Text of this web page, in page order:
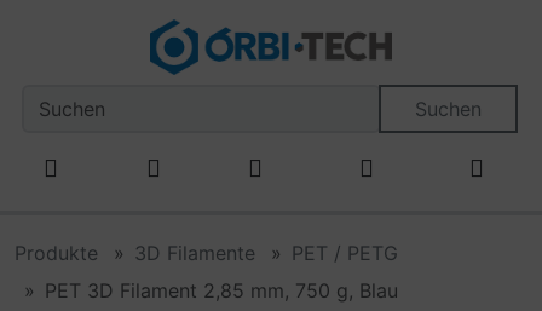
Sprungnavigation
Springe zum Inhalt Springe zur Navigation
Suchen
Produkte 3D Filamente
PET / PETG
PET 3D Filament 2,85 mm, 750 g, Blau